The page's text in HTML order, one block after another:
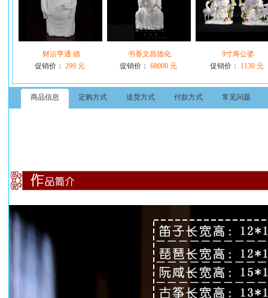
财运亨通 德
促销价： 299 元
书香文昌德化
促销价： 68000 元
9寸寿公婆
促销价：
1130 元
商品信息 定购方式 送货方式 付款方式 常见问题